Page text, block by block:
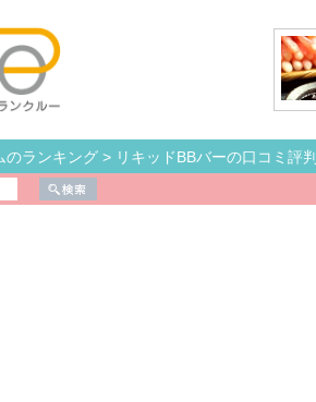
のランキング > リキッドBBバーの口コミ評判